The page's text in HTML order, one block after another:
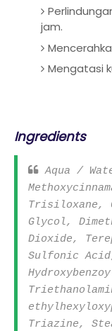
jam.
Mengatasi
Ingredients
Aqua /
Trisiloxane,
Glycol,
Dioxide,
Sulfonic
Triazine,